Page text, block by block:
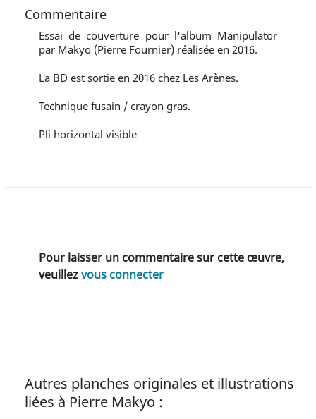
Commentaire
Essai de couverture pour l'album Manipulator
par Makyo (Pierre Fournier) réalisée en 2016.
La BD est sortie en 2016 chez Les Arènes.
Technique fusain / crayon gras.
Pli horizontal visible
Pour laisser un commentaire sur cette œuvre,
veuillezvous connecter
Autres planches originales et illustrations
liées à Pierre Makyo :